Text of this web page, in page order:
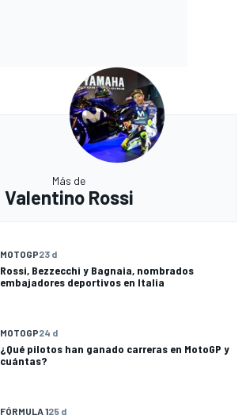
Más de
Valentino Rossi
MOTOGP23 d
Rossi, Bezzecchi y Bagnaia, nombrados
embajadores deportivos en Italia
MOTOGP24 d
¿Qué pilotos han ganado carreras en MotoGP y
cuántas?
FÓRMULA 125 d